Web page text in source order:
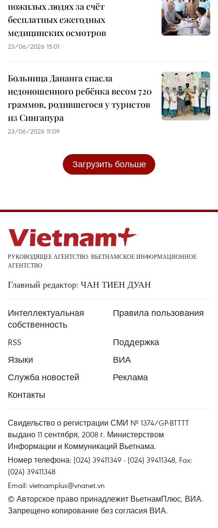
пожилых людях за счёт
бесплатных ежегодных
медицинских осмотров
23/06/2026 15:01
Больница Дананга спасла
недоношенного ребёнка весом 720
граммов, родившегося у туристов
из Сингапура
23/06/2026 11:09
Загрузить больше
РУКОВОДЯЩЕЕ АГЕНТСТВО: ВЬЕТНАМСКОЕ ИНФОРМАЦИОННОЕ
АГЕНТСТВО
Главный редактор: ЧАН ТИЕН ДУАН
Интеллектуальная
собственность
Правила пользования
RSS
Поддержка
Языки
ВИА
Служба новостей
Реклама
Контакты
Свидельство о регистрации СМИ № 1374/GP-BTTTT
выдано 11 сентября, 2008 г. Министерством
Информации и Коммуникаций Вьетнама.
Номер телефона: (024) 39411349 - (024) 39411348, Fax:
(024) 39411348
Email: vietnamplus@vnanet.vn
© Авторское право принадлежит ВьетнамПлюс, ВИА.
Запрещено копирование без согласия ВИА.